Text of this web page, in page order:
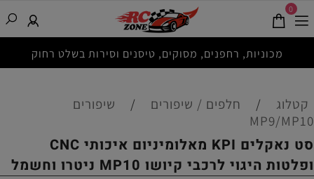
מכוניות, רחפנים, מסוקים, טיסנים וסירות בשלט רחוק
0
קטלוג / חלפים / שיפורים /
שיפורים
MP9/MP10
סט נאקלים KPI מאלומיניום איכותי CNC
ופלטות היגוי לרכבי קיושו MP10 ניטרו וחשמל